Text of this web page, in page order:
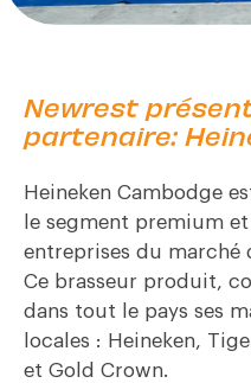
Newrest
partenaire:
Heineken Cambodge
le segment premium
entreprises du marché
Ce brasseur produit,
dans tout le pays ses
locales : Heineken,
et Gold Crown.